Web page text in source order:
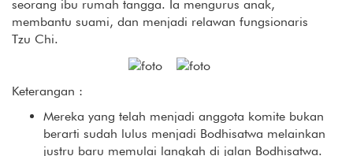
seorang ibu rumah tangga. Ia mengurus anak,
membantu suami, dan menjadi relawan fungsionaris
Tzu Chi.
Keterangan :
Mereka yang telah menjadi anggota komite bukan
berarti sudah lulus menjadi Bodhisatwa melainkan
justru baru memulai langkah di jalan Bodhisatwa.